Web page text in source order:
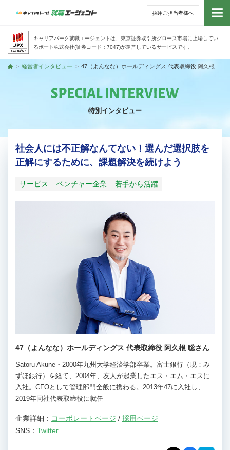
採用ご担当者様へ
キャリアパーク就職エージェントは、東京証券取引所グロース市場に上場してい
るポート株式会社(証券コード：7047)が運営しているサービスです。
トッ
トップ
経営者インタビュー
特別インタビュー
社会人には不正解なんてない！選んだ選択肢を
正解にするために、課題解決を続けよう
サービス ベンチャー企業 若手から活躍
47（よんなな）ホールディングス 代表取締役 阿久根 聡さん
Satoru Akune・2000年九州大学経済学部卒業。富士銀行（現：み
ずほ銀行）を経て、2004年、友人が起業したエス・エム・エスに
入社。CFOとして管理部門全般に携わる。2013年47に入社し、
2019年同社代表取締役に就任
企業詳細： コーポレートページ / 採用ページ
SNS： Twitter